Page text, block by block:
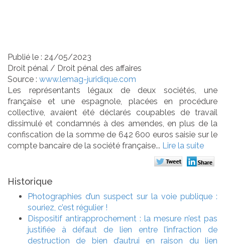
Publié le : 24/05/2023
Droit pénal / Droit pénal des affaires
Source : www.lemag-juridique.com
Les représentants légaux de deux sociétés, une
française et une espagnole, placées en procédure
collective, avaient été déclarés coupables de travail
dissimulé et condamnés à des amendes, en plus de la
confiscation de la somme de 642 600 euros saisie sur le
compte bancaire de la société française... Lire la suite
Historique
Photographies d’un suspect sur la voie publique :
souriez, c’est régulier !
Dispositif antirapprochement : la mesure n’est pas
justifiée à défaut de lien entre l’infraction de
destruction de bien d’autrui en raison du lien